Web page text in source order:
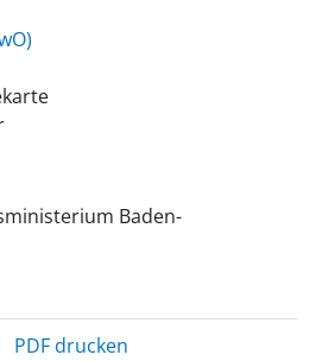
Baden-
PDF drucken